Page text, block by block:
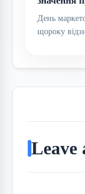
День
щороку
Leave